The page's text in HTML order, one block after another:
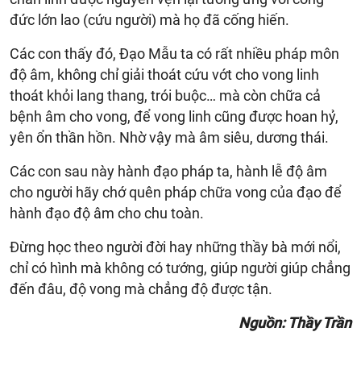
đức lớn lao (cứu người) mà họ đã cống hiến.
Các con thấy đó, Đạo Mẫu ta có rất nhiều pháp môn
độ âm, không chỉ giải thoát cứu vớt cho vong linh
thoát khỏi lang thang, trói buộc… mà còn chữa cả
bệnh âm cho vong, để vong linh cũng được hoan hỷ,
yên ổn thần hồn. Nhờ vậy mà âm siêu, dương thái.
Các con sau này hành đạo pháp ta, hành lễ độ âm
cho người hãy chớ quên pháp chữa vong của đạo để
hành đạo độ âm cho chu toàn.
Đừng học theo người đời hay những thầy bà mới nổi,
chỉ có hình mà không có tướng, giúp người giúp chẳng
đến đâu, độ vong mà chẳng độ được tận.
Nguồn: Thầy Trần